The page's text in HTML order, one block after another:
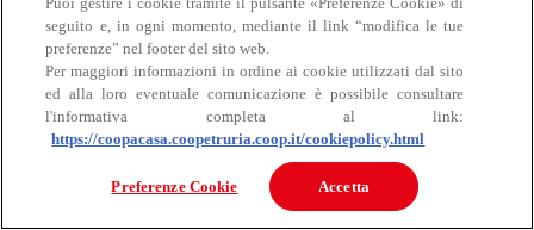
Bovino
seguito e, in ogni momento, mediante il link “modifica le tue
preferenze” nel footer del sito web.
Per maggiori informazioni in ordine ai cookie utilizzati dal sito
ed alla loro eventuale comunicazione è possibile consultare
l'informativa completa al link:
https://coopacasa.coopetruria.coop.it/cookiepolicy.html
Preferenze Cookie Accetta